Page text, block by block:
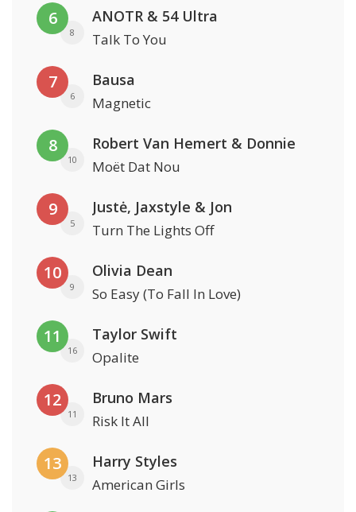
6
8
ANOTR & 54 Ultra
Talk To You
7
6
Bausa
Magnetic
8
10
Robert Van Hemert & Donnie
Moët Dat Nou
9
5
Justė, Jaxstyle & Jon
Turn The Lights Off
10
9
Olivia Dean
So Easy (To Fall In Love)
11
16
Taylor Swift
Opalite
12
11
Bruno Mars
Risk It All
13
13
Harry Styles
American Girls